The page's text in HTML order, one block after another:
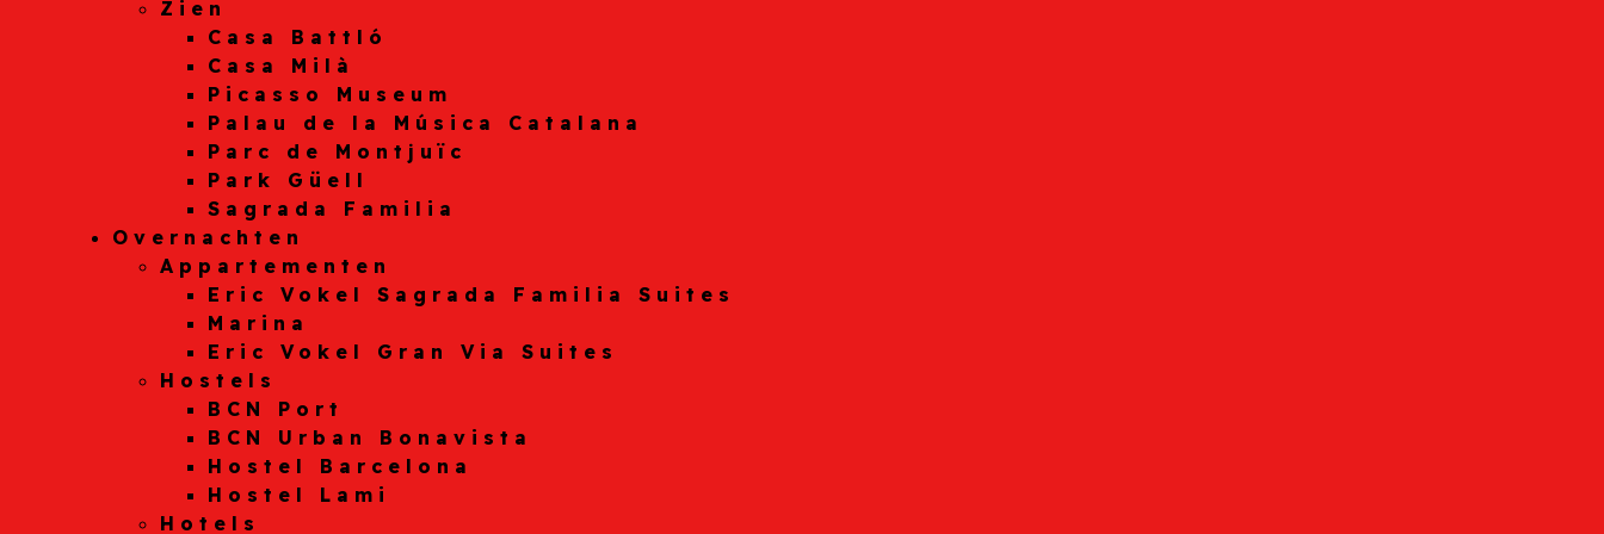
Zien
Casa Battló
Casa Milà
Picasso Museum
Palau de la Música Catalana
Parc de Montjuïc
Park Güell
Sagrada Familia
Overnachten
Appartementen
Eric Vokel Sagrada Familia Suites
Marina
Eric Vokel Gran Via Suites
Hostels
BCN Port
BCN Urban Bonavista
Hostel Barcelona
Hostel Lami
Hotels